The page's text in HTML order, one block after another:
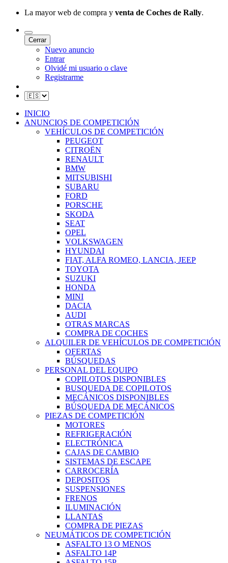
La mayor web de compra y venta de Coches de Rally.
Cerrar
Nuevo anuncio
Entrar
Olvidé mi usuario o clave
Registrarme
INICIO
ANUNCIOS DE COMPETICIÓN
VEHÍCULOS DE COMPETICIÓN
PEUGEOT
CITROËN
RENAULT
BMW
MITSUBISHI
SUBARU
FORD
PORSCHE
SKODA
SEAT
OPEL
VOLKSWAGEN
HYUNDAI
FIAT, ALFA ROMEO, LANCIA, JEEP
TOYOTA
SUZUKI
HONDA
MINI
DACIA
AUDI
OTRAS MARCAS
COMPRA DE COCHES
ALQUILER DE VEHÍCULOS DE COMPETICIÓN
OFERTAS
BÚSQUEDAS
PERSONAL DEL EQUIPO
COPILOTOS DISPONIBLES
BUSQUEDA DE COPILOTOS
MECÁNICOS DISPONIBLES
BÚSQUEDA DE MECÁNICOS
PIEZAS DE COMPETICIÓN
MOTORES
REFRIGERACIÓN
ELECTRÓNICA
CAJAS DE CAMBIO
SISTEMAS DE ESCAPE
CARROCERÍA
DEPOSITOS
SUSPENSIONES
FRENOS
ILUMINACIÓN
LLANTAS
COMPRA DE PIEZAS
NEUMÁTICOS DE COMPETICIÓN
ASFALTO 13 O MENOS
ASFALTO 14P